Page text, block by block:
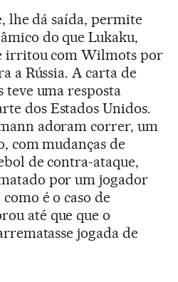
lhe dá saída, permite
do que Lukaku,
irritou com Wilmots por
a Rússia. A carta de
teve uma resposta
dos Estados Unidos.
adoram correr, um
com mudanças de
de contra-ataque,
por um jogador
é o caso de
até que que o
jogada de